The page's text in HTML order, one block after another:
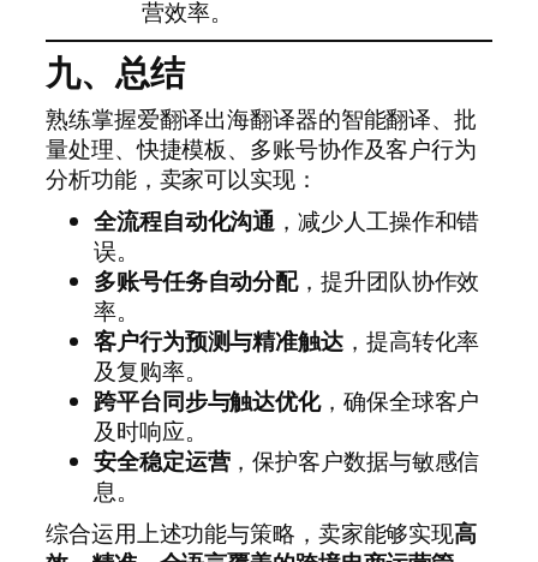
营效率。
九、总结
熟练掌握爱翻译出海翻译器的智能翻译、批
量处理、快捷模板、多账号协作及客户行为
分析功能，卖家可以实现：
全流程自动化沟通 ，减少人工操作和错
误。
多账号任务自动分配，提升团队协作效
率。
客户行为预测与精准触达，提高转化率
及复购率。
跨平台同步与触达优化，确保全球客户
及时响应。
安全稳定运营，保护客户数据与敏感信
息。
综合运用上述功能与策略，卖家能够实现高